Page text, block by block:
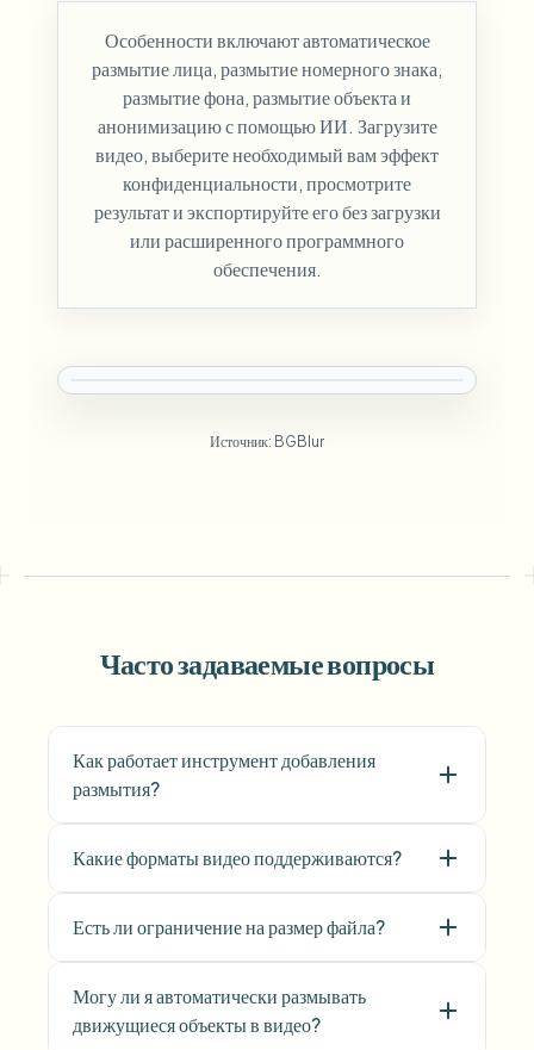
Особенности включают автоматическое
размытие лица, размытие номерного знака,
размытие фона, размытие объекта и
анонимизацию с помощью ИИ. Загрузите
видео, выберите необходимый вам эффект
конфиденциальности, просмотрите
результат и экспортируйте его без загрузки
или расширенного программного
обеспечения.
Источник: BGBlur
Часто задаваемые вопросы
Как работает инструмент добавления
размытия?
Какие форматы видео поддерживаются?
Есть ли ограничение на размер файла?
Могу ли я автоматически размывать
движущиеся объекты в видео?